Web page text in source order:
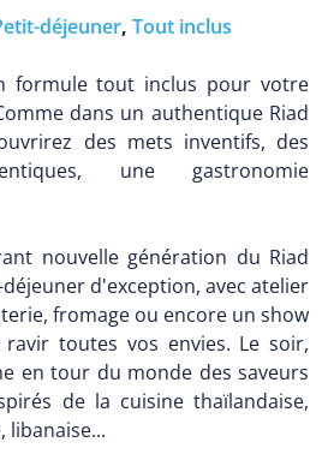
déjeuner, Tout inclus
formule tout inclus pour votre
dans un authentique Riad
des mets inventifs, des
une gastronomie
nouvelle génération du Riad
d'exception, avec atelier
fromage ou encore un show
toutes vos envies. Le soir,
en tour du monde des saveurs
de la cuisine thaïlandaise,
libanaise...